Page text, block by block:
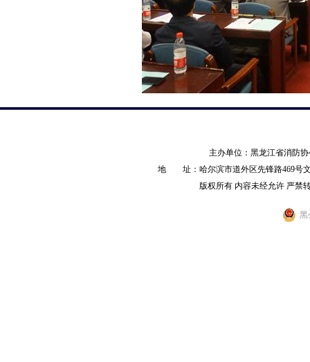
主办单位：黑龙江省消防
地 址：哈尔滨市道外区先锋路469号
版权所有 内容未经允许 严
黑